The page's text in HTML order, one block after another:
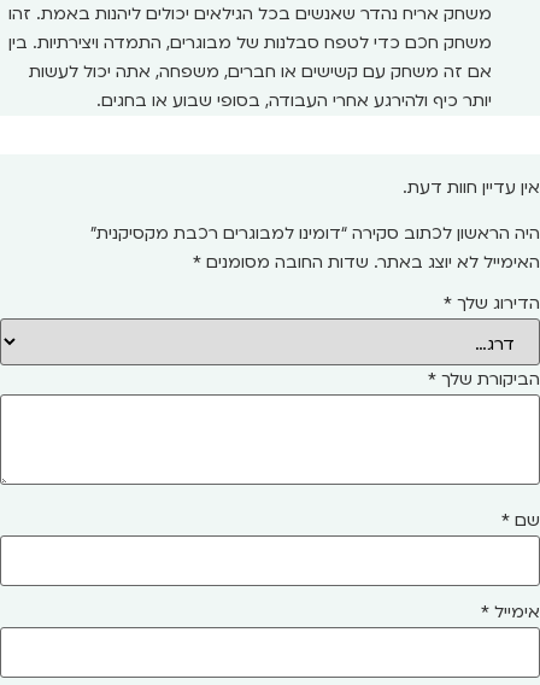
משחק אריח נהדר שאנשים בכל הגילאים יכולים ליהנות באמת. זהו
משחק חכם כדי לטפח סבלנות של מבוגרים, התמדה ויצירתיות. בין
אם זה משחק עם קשישים או חברים, משפחה, אתה יכול לעשות
יותר כיף ולהירגע אחרי העבודה, בסופי שבוע או בחגים.
אין עדיין חוות דעת.
היה הראשון לכתוב סקירה “דומינו למבוגרים רכבת מקסיקנית”
האימייל לא יוצג באתר. שדות החובה מסומנים *
הדירוג שלך *
הביקורת שלך *
שם *
אימייל *